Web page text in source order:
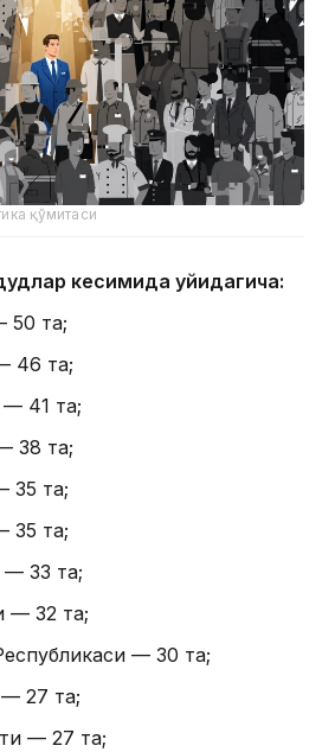
қўмитаси
кесимида қуйидагича:
50 та;
46 та;
41 та;
38 та;
35 та;
35 та;
— 33 та;
— 32 та;
— 30 та;
27 та;
— 27 та;